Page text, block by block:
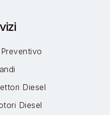
Diesel
Diesel